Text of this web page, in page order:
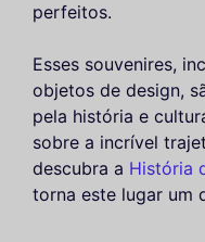
perfeitos.
Esses souvenires,
objetos de design,
pela história e
sobre a incrível
descubra a História
torna este lugar um